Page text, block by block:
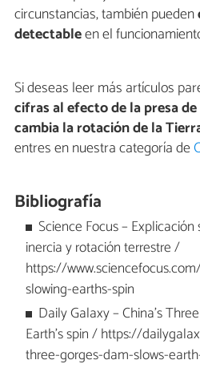
circunstancias, también pueden
detectableen el
Si deseas leer más artículos
cifras al efecto de la presa
cambia la rotación de la
entres en nuestra categoría de
Bibliografía
Science Focus –
inercia y rotación terrestre /
https://
slowing-earths-spin
Daily Galaxy – China's
Earth’s spin / https://
three-gorges-dam-slows-